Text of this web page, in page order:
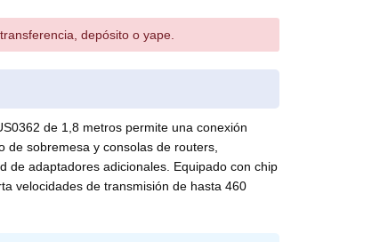
depósito o yape.
de 1,8 metros permite una conexión
sobremesa y consolas de routers,
de adaptadores adicionales. Equipado con chip
velocidades de transmisión de hasta 460